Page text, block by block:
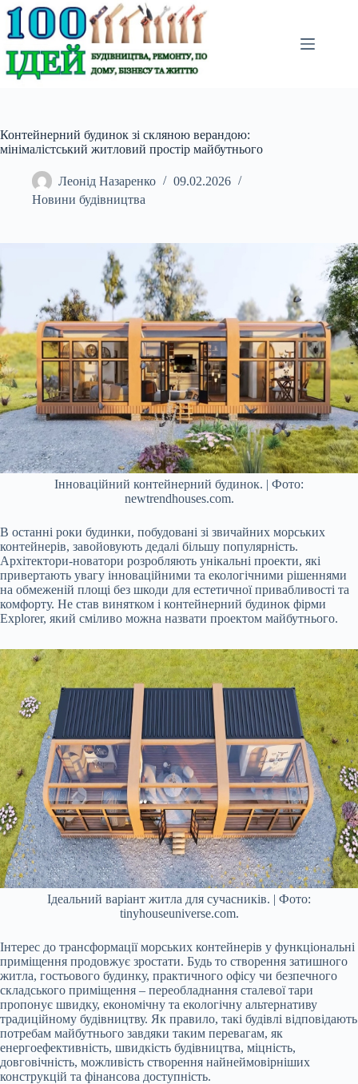
Перейти
до
вмісту
Контейнерний будинок зі скляною верандою:
мінімалістський житловий простір майбутнього
Леонід Назаренко
09.02.2026
Новини будівництва
Інноваційний контейнерний будинок. | Фото:
newtrendhouses.com.
В останні роки будинки, побудовані зі звичайних морських
контейнерів, завойовують дедалі більшу популярність.
Архітектори-новатори розробляють унікальні проекти, які
привертають увагу інноваційними та екологічними рішеннями
на обмеженій площі без шкоди для естетичної привабливості та
комфорту. Не став винятком і контейнерний будинок фірми
Explorer, який сміливо можна назвати проектом майбутнього.
Ідеальний варіант житла для сучасників. | Фото:
tinyhouseuniverse.com.
Інтерес до трансформації морських контейнерів у функціональні
приміщення продовжує зростати. Будь то створення затишного
житла, гостьового будинку, практичного офісу чи безпечного
складського приміщення – переобладнання сталевої тари
пропонує швидку, економічну та екологічну альтернативу
традиційному будівництву. Як правило, такі будівлі відповідають
потребам майбутнього завдяки таким перевагам, як
енергоефективність, швидкість будівництва, міцність,
довговічність, можливість створення найнеймовірніших
конструкцій та фінансова доступність.